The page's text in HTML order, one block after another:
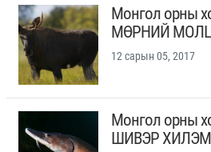
Монгол орны
МӨРНИЙ
12 сарын 05, 2017
Монгол орны
ШИВЭР ХИЛЭМ